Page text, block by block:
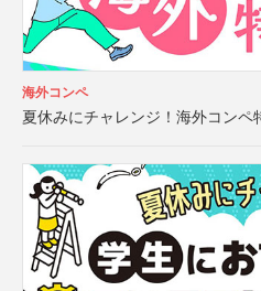
海外コンペ
夏休みにチャレンジ！海外コンペ